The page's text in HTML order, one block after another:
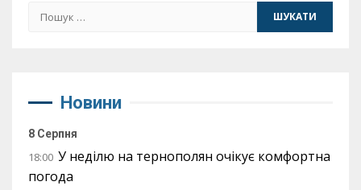
Пошук:
Новини
8 Серпня
18:00 У неділю на тернополян очікує комфортна
погода